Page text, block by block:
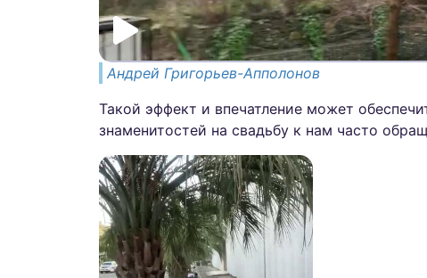
Андрей Григорьев-Апполонов
Такой эффект и впечатление может
знаменитостей на свадьбу к нам часто